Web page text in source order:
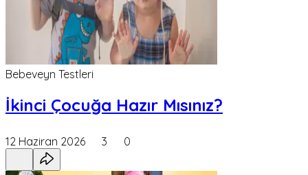
Bebeveyn Testleri
İkinci Çocuğa Hazır Mısınız?
12 Haziran 2026 3 0